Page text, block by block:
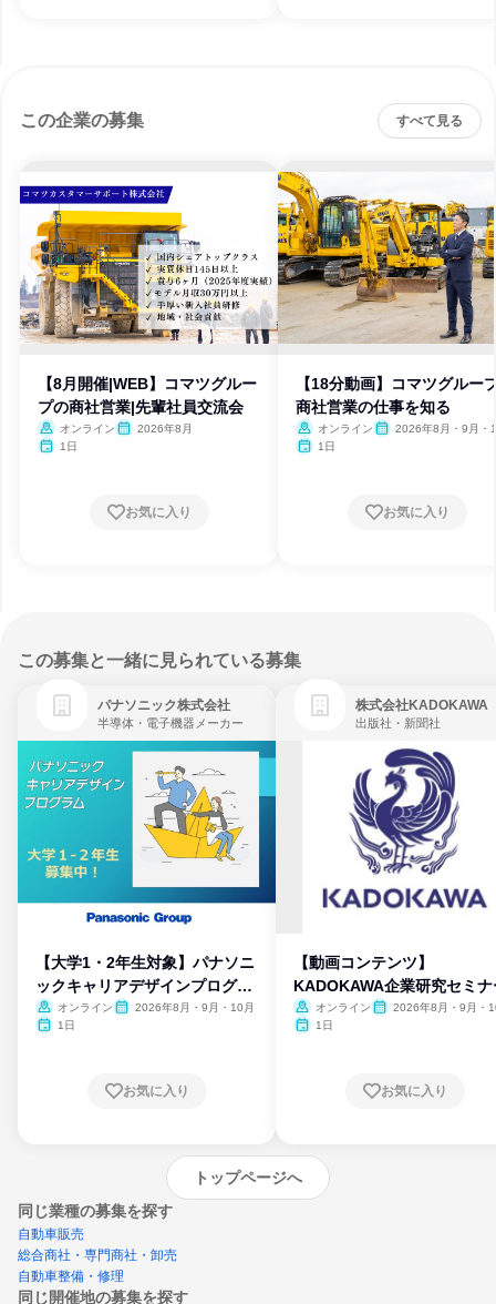
この企業の募集 すべて見る
【8月開催|WEB】コマツグルー
プの商社営業|先輩社員交流会
オンライン
2026年8月
1日
お気に入り
【18分動画】コマツグルー
商社営業の仕事を知る
オンライン
2026年8月・9月・
1日
お気に入り
この募集と一緒に見られている募集
パナソニック株式会社
半導体・電子機器メーカー
【大学1・2年生対象】パナソニ
ックキャリアデザインプログラ
ム
オンライン
2026年8月・9月・10月
1日
お気に入り
株式会社KADOKAWA
出版社・新聞社
【動画コンテンツ】
KADOKAWA企業研究セミナ
オンライン
2026年8月・9月・
1日
お気に入り
トップページへ
同じ業種の募集を探す
自動車販売
総合商社・専門商社・卸売
自動車整備・修理
同じ開催地の募集を探す